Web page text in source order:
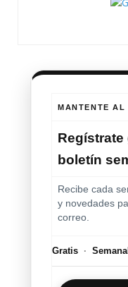
MANTENTE AL
Regístrate
boletín
Recibe cada
y novedades
correo.
Gratis ·